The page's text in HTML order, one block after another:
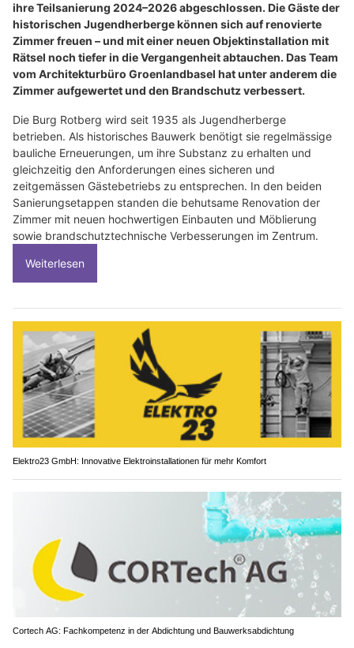
ihre Teilsanierung 2024–2026 abgeschlossen. Die Gäste der
historischen Jugendherberge können sich auf renovierte
Zimmer freuen – und mit einer neuen Objektinstallation mit
Rätsel noch tiefer in die Vergangenheit abtauchen. Das Team
vom Architekturbüro Groenlandbasel hat unter anderem die
Zimmer aufgewertet und den Brandschutz verbessert.
Die Burg Rotberg wird seit 1935 als Jugendherberge
betrieben. Als historisches Bauwerk benötigt sie regelmässige
bauliche Erneuerungen, um ihre Substanz zu erhalten und
gleichzeitig den Anforderungen eines sicheren und
zeitgemässen Gästebetriebs zu entsprechen. In den beiden
Sanierungsetappen standen die behutsame Renovation der
Zimmer mit neuen hochwertigen Einbauten und Möblierung
sowie brandschutztechnische Verbesserungen im Zentrum.
Weiterlesen
Elektro23 GmbH: Innovative Elektroinstallationen für mehr Komfort
Cortech AG: Fachkompetenz in der Abdichtung und Bauwerksabdichtung